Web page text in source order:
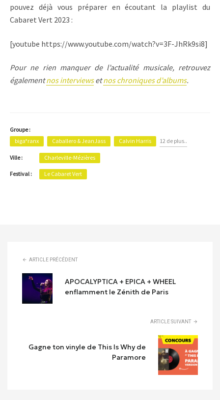
pouvez déjà vous préparer en écoutant la playlist du
Cabaret Vert 2023 :
[youtube https://www.youtube.com/watch?v=3F-JhRk9si8]
Pour ne rien manquer de l’actualité musicale, retrouvez
égalementnos interviewsetnos chroniques d’albums.
Groupe :
biga*ranx
Caballero & JeanJass Calvin Harris 12 de plus..
Ville : Charleville-Mézières
Festival : Le Cabaret Vert
ARTICLE PRÉCÉDENT
APOCALYPTICA + EPICA + WHEEL
enflamment le Zénith de Paris
ARTICLE SUIVANT
Gagne ton vinyle de This Is Why de
Paramore